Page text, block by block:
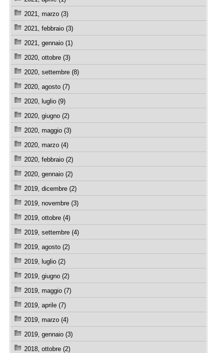
2021, marzo (3)
2021, febbraio (3)
2021, gennaio (1)
2020, ottobre (3)
2020, settembre (8)
2020, agosto (7)
2020, luglio (9)
2020, giugno (2)
2020, maggio (3)
2020, marzo (4)
2020, febbraio (2)
2020, gennaio (2)
2019, dicembre (2)
2019, novembre (3)
2019, ottobre (4)
2019, settembre (4)
2019, agosto (2)
2019, luglio (2)
2019, giugno (2)
2019, maggio (7)
2019, aprile (7)
2019, marzo (4)
2019, gennaio (3)
2018, ottobre (2)